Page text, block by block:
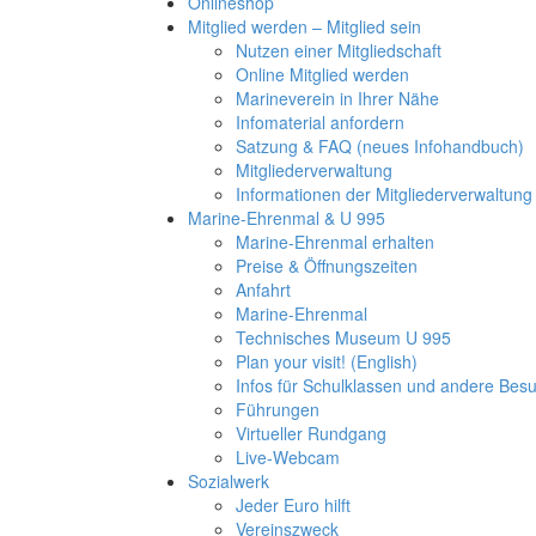
Mitglied werden – Mitglied sein
Nutzen einer Mitgliedschaft
Online Mitglied werden
Marineverein in Ihrer Nähe
Infomaterial anfordern
Satzung & FAQ (neues Infohandbuch)
Mitgliederverwaltung
Informationen der Mitgliederverwaltung
Marine-Ehrenmal & U 995
Marine-Ehrenmal erhalten
Preise & Öffnungszeiten
Anfahrt
Marine-Ehrenmal
Technisches Museum U 995
Plan your visit! (English)
Infos für Schulklassen und andere
Führungen
Virtueller Rundgang
Live-Webcam
Sozialwerk
Jeder Euro hilft
Vereinszweck